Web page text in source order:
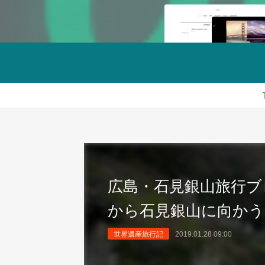
広島・石見銀山旅行
から石見銀山に向か
世界遺産旅行記 2019.01.28 09:00